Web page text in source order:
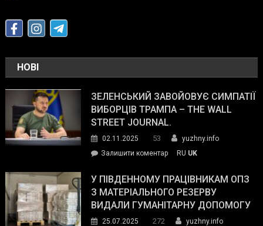
НОВІ
ЗЕЛЕНСЬКИЙ ЗАВОЙОВУЄ СИМПАТІЇ
ВИБОРЦІВ ТРАМПА – THE WALL
STREET JOURNAL.
02.11.2025 53
yuzhny.info
Залишити коментарon
завойовує
симпатії
виборців
RU UK
У ПІВДЕННОМУ ПРАЦІВНИКАМ ОПЗ
З МАТЕРІАЛЬНОГО РЕЗЕРВУ
ВИДАЛИ ГУМАНІТАРНУ ДОПОМОГУ
25.07.2025 272
yuzhny.info